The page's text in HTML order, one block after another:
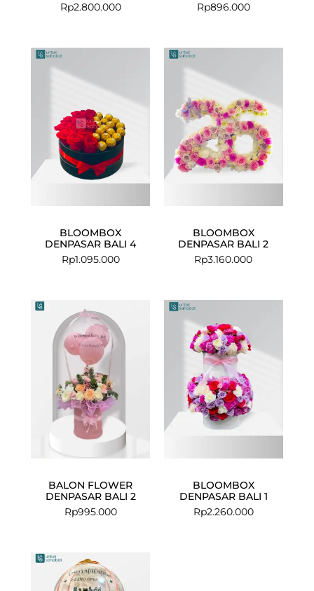
Rp2.800.000
Rp896.000
BLOOMBOX
DENPASAR BALI 4
Rp1.095.000
BLOOMBOX
DENPASAR BALI 2
Rp3.160.000
BALON FLOWER
DENPASAR BALI 2
Rp995.000
BLOOMBOX
DENPASAR BALI 1
Rp2.260.000